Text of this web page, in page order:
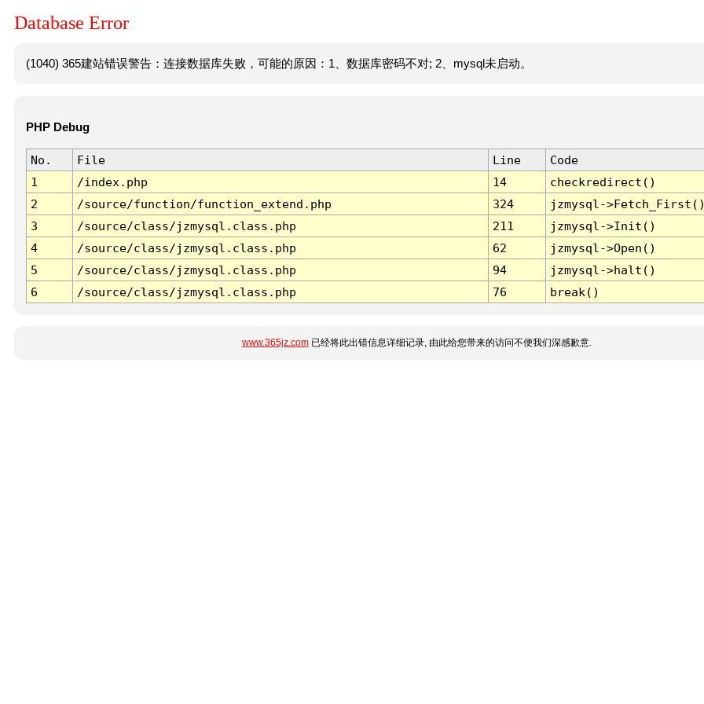
Database Error
(1040) 365建站错误警告：连接数据库失败，可能的原因：1、数据库密码不对; 2、mysql未启动。
PHP Debug
No. File Line
Code
1
/index.php 14
checkredirect()
2
/source/function/function_extend.php 324
jzmysql-
3
/source/class/jzmysql.class.php 211
jzmysql->Init()
4
/source/class/jzmysql.class.php 62
jzmysql->Open()
5
/source/class/jzmysql.class.php 94
jzmysql->halt()
6
/source/class/jzmysql.class.php 76 break()
www.365jz.com已经将此出错信息详细记录, 由此给您带来的访问不便我们深感歉意.